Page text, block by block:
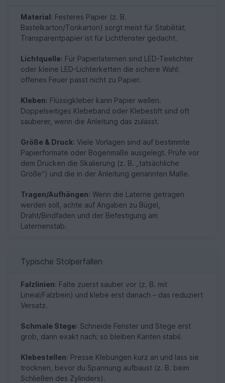
Material: Festeres Papier (z. B.
Bastelkarton/Tonkarton) sorgt meist für Stabilität;
Transparentpapier ist für Lichtfenster gedacht.
Lichtquelle: Für Papierlaternen sind LED-Teelichter
oder kleine LED-Lichterketten die sichere Wahl;
offenes Feuer passt nicht zu Papier.
Kleben: Flüssigkleber kann Papier wellen.
Doppelseitiges Klebeband oder Klebestift sind oft
sauberer, wenn die Anleitung das zulässt.
Größe & Druck: Viele Vorlagen sind auf bestimmte
Papierformate oder Bogenmaße ausgelegt. Prüfe vor
dem Drucken die Skalierung (z. B. „tatsächliche
Größe“) und die in der Anleitung genannten Maße.
Tragen/Aufhängen: Wenn die Laterne getragen
werden soll, achte auf Angaben zu Bügel,
Draht/Bindfaden und der Befestigung am
Laternenstab.
Typische Stolperfallen
Falzlinien: Falte zuerst sauber vor (z. B. mit
Lineal/Falzbein) und klebe erst danach – das reduziert
Versatz.
Schmale Stege: Schneide Fenster und Stege erst
grob, dann exakt nach; so bleiben Kanten stabil.
Klebestellen: Presse Klebungen kurz an und lass sie
trocknen, bevor du Spannung aufbaust (z. B. beim
Schließen des Zylinders).